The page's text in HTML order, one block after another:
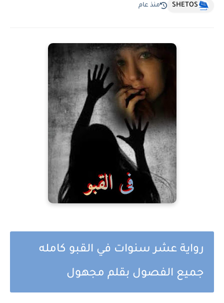
SHETOS منذ عام
رواية عشر سنوات في القبو كامله
جميع الفصول بقلم مجهول